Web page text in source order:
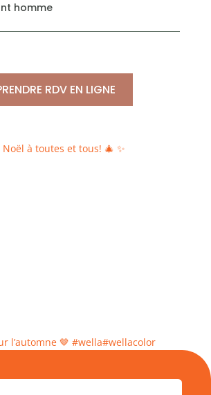
homme
RDV EN LIGNE
à toutes et tous! 🎄 ✨
l’automne 🤎 #wella#wellacolor